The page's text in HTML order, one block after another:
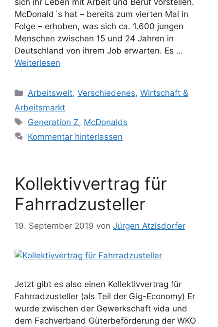
sich ihr Leben mit Arbeit und Beruf vorstellen.
McDonald´s hat – bereits zum vierten Mal in
Folge – erhoben, was sich ca. 1.600 jungen
Menschen zwischen 15 und 24 Jahren in
Deutschland von ihrem Job erwarten. Es …
Weiterlesen
Kategorien
Arbeitswelt,Verschiedenes,Wirtschaft &
Arbeitsmarkt
Schlagwörter
Generation Z, McDonalds
Kommentar hinterlassen
Kollektivvertrag für
Fahrradzusteller
19. September 2019 von Jürgen Atzlsdorfer
Jetzt gibt es also einen Kollektivvertrag für
Fahrradzusteller (als Teil der Gig-Economy) Er
wurde zwischen der Gewerkschaft vida und
dem Fachverband Güterbeförderung der WKO